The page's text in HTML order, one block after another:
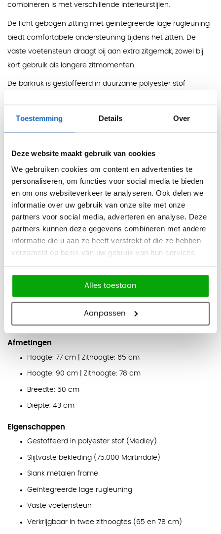
Toestemming Details Over
Deze website maakt gebruik van cookies
We gebruiken cookies om content en advertenties te
personaliseren, om functies voor social media te bieden
en om ons websiteverkeer te analyseren. Ook delen we
informatie over uw gebruik van onze site met onze
partners voor social media, adverteren en analyse. Deze
partners kunnen deze gegevens combineren met andere
informatie die u aan ze heeft verstrekt of die ze hebben
verzameld op basis van uw gebruik van hun services.
Alles toestaan
Aanpassen
combineren is met verschillende interieurstijlen.
De licht gebogen zitting met geïntegreerde lage rugleuning
biedt comfortabele ondersteuning tijdens het zitten. De
vaste voetensteun draagt bij aan extra zitgemak, zowel bij
kort gebruik als langere zitmomenten.
De barkruk is gestoffeerd in duurzame polyester stof
gewenste uitstraling van de ruimte.
De barkruk is leverbaar in twee zithoogtes: 65 cm voor
kantinetafels en 78 cm voor hoge barren, waardoor de kruk
geschikt is voor diverse toepassingen.
Kleuren
Stoffering (Medley):Zwart (M-60999), roze (M-63064), rood
(M-64019), grijs (M-66008), lichtblauw (M-67006), olijfgroen
(M-68005), donkerblauw (M-666010), mosterdgeel (M-
Bordeauxrood (RAL 3007), olijfgroen (RAL 6013),
parelwit (RAL 9010), geel (RAL 807060) en baksteenrood (RAL
404040)
Afmetingen
Hoogte: 77 cm | Zithoogte: 65 cm
Hoogte: 90 cm | Zithoogte: 78 cm
Breedte: 50 cm
Diepte: 43 cm
Eigenschappen
Gestoffeerd in polyester stof (Medley)
Slijtvaste bekleding (75.000 Martindale)
Slank metalen frame
Geïntegreerde lage rugleuning
Vaste voetensteun
Verkrijgbaar in twee zithoogtes (65 en 78 cm)